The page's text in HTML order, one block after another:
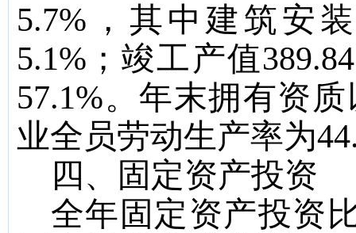
5.7% ，其中建筑安
5.1% ；竣工产值389.84
57.1%。年末拥有资
业全员劳动生产率为
四、固定资产投资
全年固定资产投资